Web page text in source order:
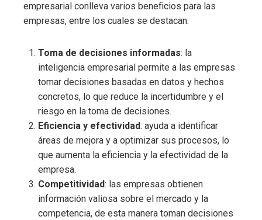
empresarial conlleva varios beneficios para las
empresas, entre los cuales se destacan:
Toma de decisiones informadas: la
inteligencia empresarial permite a las empresas
tomar decisiones basadas en datos y hechos
concretos, lo que reduce la incertidumbre y el
riesgo en la toma de decisiones.
Eficiencia y efectividad: ayuda a identificar
áreas de mejora y a optimizar sus procesos, lo
que aumenta la eficiencia y la efectividad de la
empresa.
Competitividad: las empresas obtienen
información valiosa sobre el mercado y la
competencia, de esta manera toman decisiones